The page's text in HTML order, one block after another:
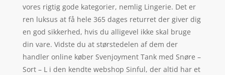
vores rigtig gode kategorier, nemlig Lingerie. Det er
ren luksus at få hele 365 dages returret der giver dig
en god sikkerhed, hvis du alligevel ikke skal bruge
din vare. Vidste du at størstedelen af dem der
handler online køber Svenjoyment Tank med Snøre –
Sort – L i den kendte webshop Sinful, der altid har et